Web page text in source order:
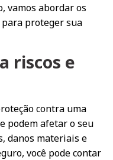
vamos abordar os
proteger sua
riscos e
contra uma
podem afetar o seu
danos materiais e
você pode contar